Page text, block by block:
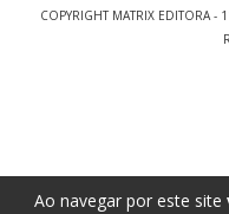
Ao navegar por este site
COPYRIGHT MATRIX EDITORA